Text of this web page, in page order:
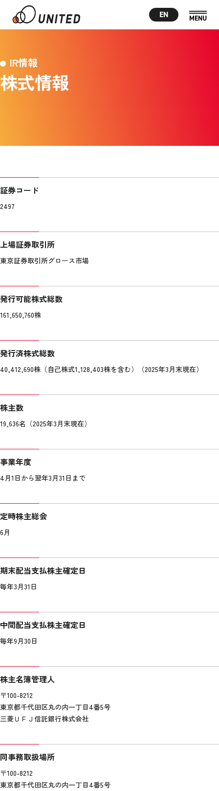
EN
IR情報
株式情報
証券コード
2497
上場証券取引所
東京証券取引所グロース市場
発行可能株式総数
161,650,760株
発行済株式総数
40,412,690株（自己株式1,128,403株を含む）（2025年3月末現在）
株主数
19,636名（2025年3月末現在）
事業年度
4月1日から翌年3月31日まで
定時株主総会
6月
期末配当支払株主確定日
毎年3月31日
中間配当支払株主確定日
毎年9月30日
株主名簿管理人
〒100-8212
東京都千代田区丸の内一丁目4番5号
三菱ＵＦＪ信託銀行株式会社
同事務取扱場所
〒100-8212
東京都千代田区丸の内一丁目4番5号